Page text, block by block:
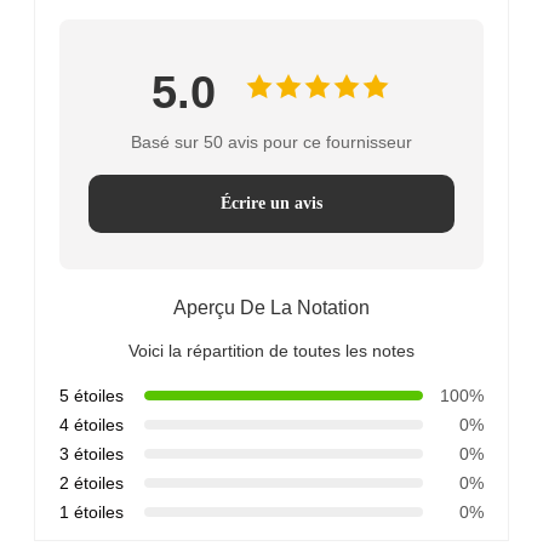
5.0
Basé sur 50 avis pour ce fournisseur
Écrire un avis
Aperçu De La Notation
Voici la répartition de toutes les notes
5 étoiles
100%
4 étoiles
0%
3 étoiles
0%
2 étoiles
0%
1 étoiles
0%